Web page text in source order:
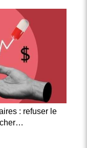
: refuser le
cher…